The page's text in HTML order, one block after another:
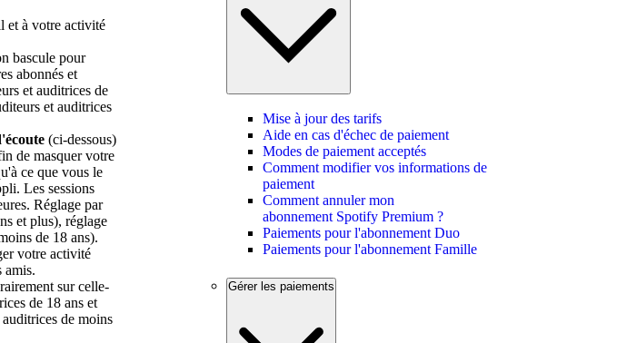
et à votre activité
bascule pour
abonnés et
et auditrices de
et auditrices
(ci-dessous)
de masquer votre
ce que vous le
Les sessions
Réglage par
et plus), réglage
de 18 ans).
votre activité
amis.
sur celle-
de 18 ans et
de moins
Mise à jour des tarifs
Aide en cas d'échec de paiement
Modes de paiement acceptés
Comment modifier vos informations de
paiement
Comment annuler mon
abonnement Spotify Premium ?
Paiements pour l'abonnement Duo
Paiements pour l'abonnement Famille
Gérer les paiements